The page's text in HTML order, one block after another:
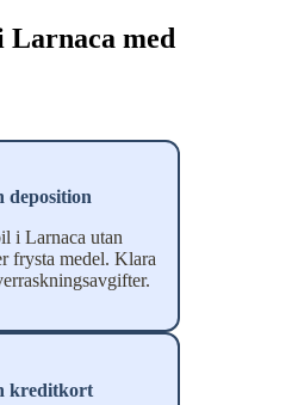
med
deposition
i Larnaca utan
frysta medel. Klara
kreditkort